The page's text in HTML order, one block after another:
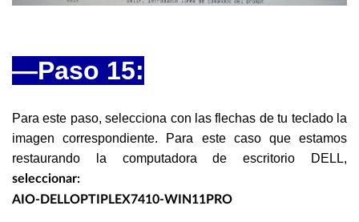
—Paso 15:
Para este paso, selecciona con las flechas de tu teclado la
imagen correspondiente. Para este caso que estamos
restaurando la computadora de escritorio DELL,
seleccionar:
AIO-DELLOPTIPLEX7410-WIN11PRO